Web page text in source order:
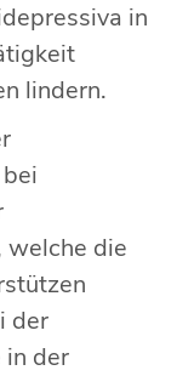
in
lindern.
welche die
der
in der